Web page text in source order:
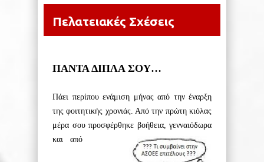
Πελατειακές Σχέσεις
ΠΑΝΤΑ ΔΙΠΛΑ ΣΟΥ…
Πάει περίπου ενάμιση μήνας από την έναρξη
της φοιτητικής χρονιάς. Από την πρώτη κιόλας
μέρα σου προσφέρθηκε βοήθεια, γενναιόδωρα
και από